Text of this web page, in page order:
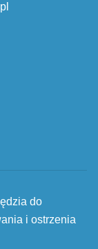
do
i ostrzenia